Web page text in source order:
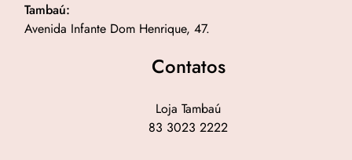
Tambaú:
Avenida Infante Dom Henrique, 47.
Contatos
Loja Tambaú
83 3023 2222